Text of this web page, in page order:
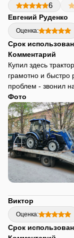
6
Евгений Руденко
Оценка:
Срок
Комментарий
Купил здесь
грамотно и быстро
проблем - звонил
нюансов решал
Фото
Виктор
Оценка:
Срок